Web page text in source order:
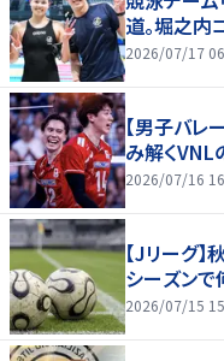
道。堀之
2026/07/17
【男子バレ
み解くVNL
2026/07/16
【Jリーグ
シーズン
2026/07/15